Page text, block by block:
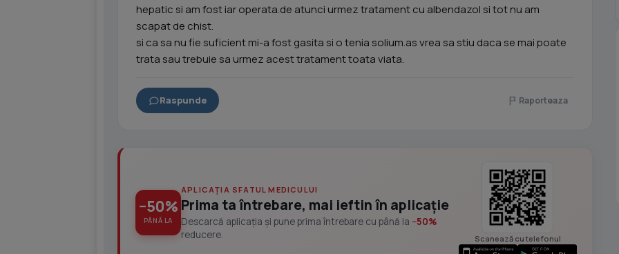
hepatic si am fost iar operata.de atunci urmez tratament cu albendazol si tot nu am
scapat de chist.
si ca sa nu fie suficient mi-a fost gasita si o tenia solium.as vrea sa stiu daca se mai poate
trata sau trebuie sa urmez acest tratament toata viata.
Raspunde Raporteaza
−50%
PÂNĂ LA
APLICAȚIA SFATUL MEDICULUI
Prima ta întrebare, mai ieftin în aplicație
Descarcă aplicația și pune prima întrebare cu până la −50%
reducere.
Scanează cu telefonul